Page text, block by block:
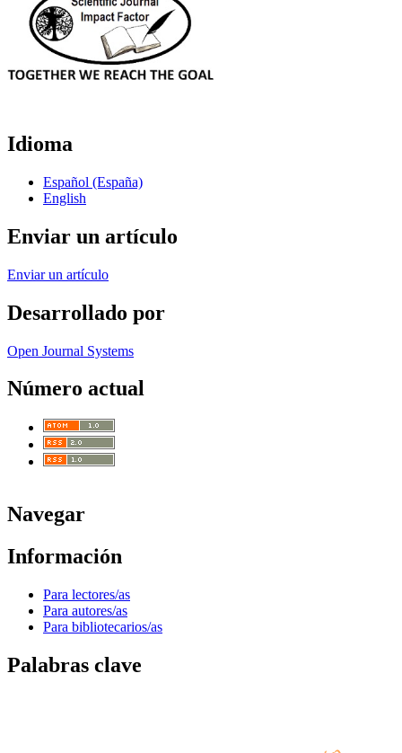
Idioma
Español (España)
English
Enviar un artículo
Enviar un artículo
Desarrollado por
Open Journal Systems
Número actual
Navegar
Información
Para lectores/as
Para autores/as
Para bibliotecarios/as
Palabras clave